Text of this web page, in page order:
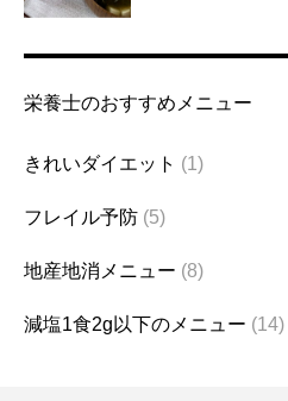
栄養士のおすすめメニュー
きれいダイエット (1)
フレイル予防 (5)
地産地消メニュー (8)
減塩1食2g以下のメニュー (14)